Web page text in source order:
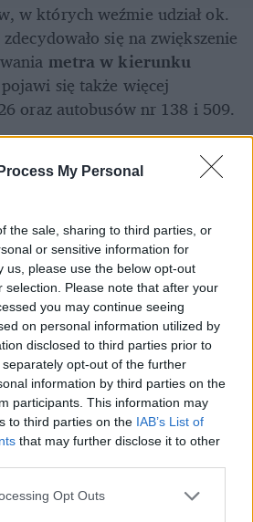
My Personal
the sale, sharing to third parties, or
or sensitive information for
us, please use the below opt-out
selection. Please note that after your
you may continue seeing
on personal information utilized by
disclosed to third parties prior to
opt-out of the further
information by third parties on the
participants. This information may
to third parties on the IAB’s List of
that may further disclose it to other
Opt Outs
w których weźmie udział ok.
się na zwiększenie
metra w kierunku
się także więcej
oraz autobusów nr 138 i 509.
(Nie)Zakazane
utrudnienia
nie jest jedynym ważnym
które będzie miało
godzinie 20:30 rozpocznie się
"Warszawiacy Śpiewają
.